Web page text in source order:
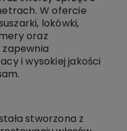
W ofercie
lokówki,
oraz
i wysokiej jakości
stworzona z